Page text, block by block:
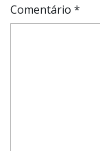
Comentário *